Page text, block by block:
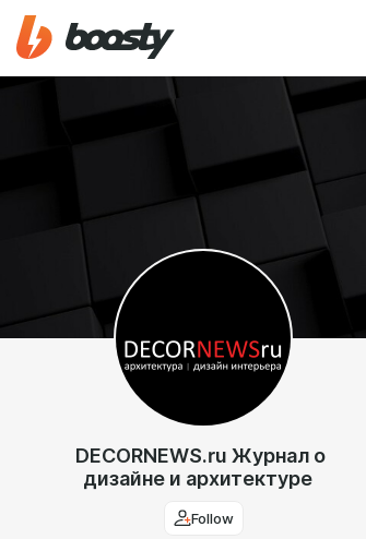
DECORNEWS.ru Журнал о
дизайне и архитектуре
Follow